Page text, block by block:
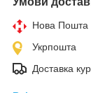
Нова Пошта
Укрпошта
Доставка